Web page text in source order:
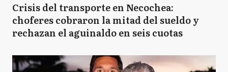
Crisis del transporte en Necochea:
choferes cobraron la mitad del sueldo y
rechazan el aguinaldo en seis cuotas